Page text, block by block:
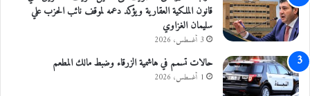
ي
ة
ع
ل
ى
م
د
قانون الملكية العقارية ويؤكد دعمه لموقف نائب الحزب علي
سليمان الغزاوي
3 أغسطس، 2026
حالات تسمم في هاشمية الزرقاء وضبط مالك المطعم
1 أغسطس، 2026